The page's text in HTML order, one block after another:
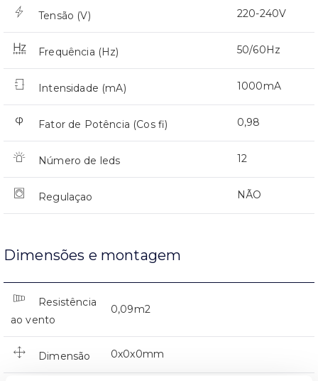
Tensão (V) 220-240V
Frequência (Hz) 50/60Hz
Intensidade (mA) 1000mA
Fator de Potência (Cos fi) 0,98
Número de leds 12
Regulaçao NÃO
Dimensões e montagem
Resistência
ao vento
0,09m2
Dimensão 0x0x0mm